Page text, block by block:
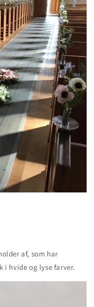
af, som har
i hvide og lyse farver.